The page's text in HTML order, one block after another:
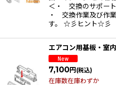
＜・ 交換のサポート
・ 交換作業及び作
す。 ☆彡ヒント☆
エアコン用基板・室
7,100円(税込)
在庫数在庫わずか